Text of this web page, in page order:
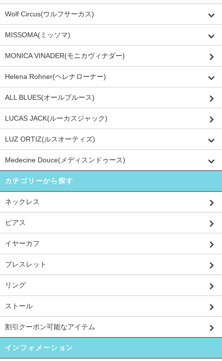
Wolf Circus(ウルフサーカス)
MISSOMA(ミッソマ)
MONICA VINADER(モニカヴィナダー)
Helena Rohner(ヘレナローナー)
ALL BLUES(オールブルース)
LUCAS JACK(ルーカスジャック)
LUZ ORTIZ(ルスオーティズ)
Medecine Douce(メディスンドゥース)
カテゴリーから探す
ネックレス
ピアス
イヤーカフ
ブレスレット
リング
ストール
割引クーポン可能なアイテム
インフォメーション